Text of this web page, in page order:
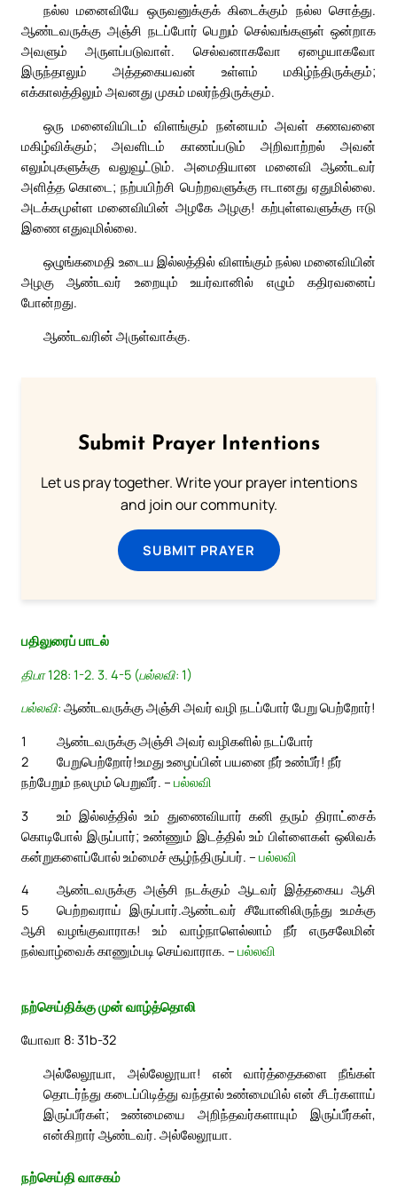
நல்ல மனைவியே ஒருவனுக்குக் கிடைக்கும் நல்ல சொத்து.
ஆண்டவருக்கு அஞ்சி நடப்போர் பெறும் செல்வங்களுள் ஒன்றாக
அவளும் அருளப்படுவாள். செல்வனாகவோ ஏழையாகவோ
இருந்தாலும் அத்தகையவன் உள்ளம் மகிழ்ந்திருக்கும்;
எக்காலத்திலும் அவனது முகம் மலர்ந்திருக்கும்.
ஒரு மனைவியிடம் விளங்கும் நன்னயம் அவள் கணவனை
மகிழ்விக்கும்; அவளிடம் காணப்படும் அறிவாற்றல் அவன்
எலும்புகளுக்கு வலுவூட்டும். அமைதியான மனைவி ஆண்டவர்
அளித்த கொடை; நற்பயிற்சி பெற்றவளுக்கு ஈடானது ஏதுமில்லை.
அடக்கமுள்ள மனைவியின் அழகே அழகு! கற்புள்ளவளுக்கு ஈடு
இணை எதுவுமில்லை.
ஒழுங்கமைதி உடைய இல்லத்தில் விளங்கும் நல்ல மனைவியின்
அழகு ஆண்டவர் உறையும் உயர்வானில் எழும் கதிரவனைப்
போன்றது.
ஆண்டவரின் அருள்வாக்கு.
Submit Prayer Intentions
Let us pray together. Write your prayer intentions
and join our community.
SUBMIT PRAYER
பதிலுரைப் பாடல்
திபா 128: 1-2. 3. 4-5 (பல்லவி: 1)
பல்லவி: ஆண்டவருக்கு அஞ்சி அவர் வழி நடப்போர் பேறு பெற்றோர்!
1
ஆண்டவருக்கு அஞ்சி அவர் வழிகளில் நடப்போர்
பேறுபெற்றோர்!
2
உமது உழைப்பின் பயனை நீர் உண்பீர்! நீர்
நற்பேறும் நலமும் பெறுவீர். – பல்லவி
3
உம் இல்லத்தில் உம் துணைவியார் கனி தரும் திராட்சைக்
கொடிபோல் இருப்பார்; உண்ணும் இடத்தில் உம் பிள்ளைகள் ஒலிவக்
கன்றுகளைப்போல் உம்மைச் சூழ்ந்திருப்பர். – பல்லவி
4
ஆண்டவருக்கு அஞ்சி நடக்கும் ஆடவர் இத்தகைய ஆசி
பெற்றவராய் இருப்பார்.
5
ஆண்டவர் சீயோனிலிருந்து உமக்கு
ஆசி வழங்குவாராக! உம் வாழ்நாளெல்லாம் நீர் எருசலேமின்
நல்வாழ்வைக் காணும்படி செய்வாராக. – பல்லவி
நற்செய்திக்கு முன் வாழ்த்தொலி
யோவா 8: 31b-32
அல்லேலூயா, அல்லேலூயா! என் வார்த்தைகளை நீங்கள்
தொடர்ந்து கடைப்பிடித்து வந்தால் உண்மையில் என் சீடர்களாய்
இருப்பீர்கள்; உண்மையை அறிந்தவர்களாயும் இருப்பீர்கள்,
என்கிறார் ஆண்டவர். அல்லேலூயா.
நற்செய்தி வாசகம்